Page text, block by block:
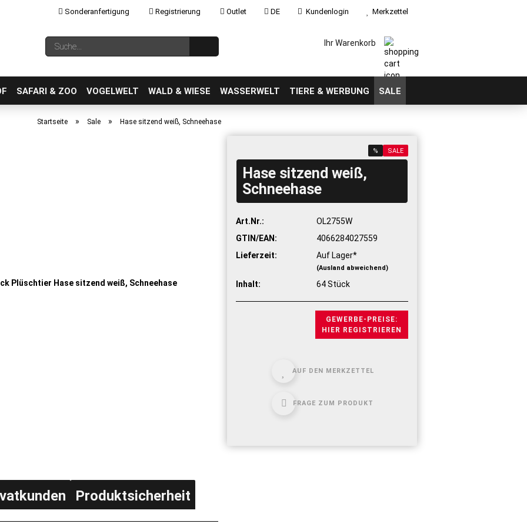
Sonderanfertigung Registrierung Outlet DE
Sprache auswählen
Kundenlogin
Passwort vergessen?
Merkzettel
Suche... Ihr Warenkorb
SAFARI & ZOO VOGELWELT WALD & WIESE WASSERWELT TIERE & WERBUNG SALE
Startseite » Sale » Hase sitzend weiß, Schneehase
% SALE
Hase sitzend weiß,
Schneehase
Art.Nr.:
OL2755W
GTIN/EAN:
4066284027559
Lieferzeit:
Auf Lager*
(Ausland abweichend)
Inhalt: 64 Stück
GEWERBE-PREISE:
HIER REGISTRIEREN
AUF DEN MERKZETTEL
FRAGE ZUM PRODUKT
Produktsicherheit